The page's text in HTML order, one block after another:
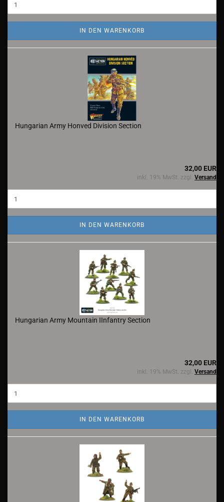
IN DEN WARENKORB
Hungarian Army Honved Division Section
32,00 EUR
inkl. 19% MwSt. zzgl. Versand
IN DEN WARENKORB
Hungarian Army Mountain IInfantry Section
32,00 EUR
inkl. 19% MwSt. zzgl. Versand
IN DEN WARENKORB